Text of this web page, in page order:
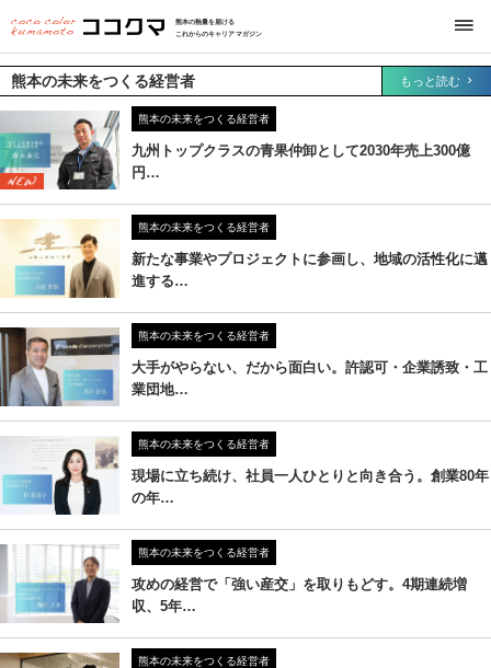
熊本の熱量を届ける
これからのキャリアマガジン
熊本の未来をつくる経営者 もっと読む
熊本の未来をつくる経営者
九州トップクラスの青果仲卸として2030年売上300億
円…
熊本の未来をつくる経営者
新たな事業やプロジェクトに参画し、地域の活性化に邁
進する…
熊本の未来をつくる経営者
大手がやらない、だから面白い。許認可・企業誘致・工
業団地…
熊本の未来をつくる経営者
現場に立ち続け、社員一人ひとりと向き合う。創業80年
の年…
熊本の未来をつくる経営者
攻めの経営で「強い産交」を取りもどす。4期連続増
収、5年…
熊本の未来をつくる経営者